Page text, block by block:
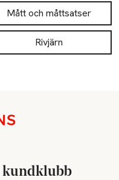
Mått och måttsatser
Rivjärn
kundklubb